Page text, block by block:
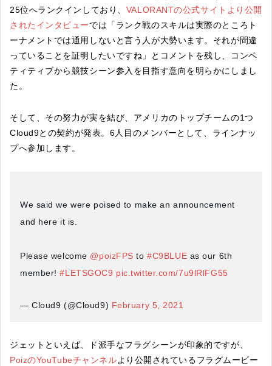
25位へランクインしており、 VALORANTの公式サイトより公開
されたインタビューでは「ランク戦のスキルは実際のところト
ーナメントでは通用しないと言う人が大勢います。それが間違
っていることを証明したいですね」とコメントを残し、コンペ
ティティブから競技シーン参入を目指す意向を明らかにしまし
た。
そして、その努力が実を結び、アメリカのトップチームの1つ
Cloud9との契約が発表。6人目のメンバーとして、ラインナッ
プへ参加します。
We said we were poised to make an announcement
and here it is.
Please welcome @poizFPS to#C9BLUE as our 6th
member!#LETSGOC9 pic.twitter.com/7u9lRlFG55
— Cloud9 (@Cloud9) February 5, 2021
ジェットといえば、ド派手なフラグシーンが印象的ですが、
PoizのYouTubeチャンネルより公開されているフラグムービー